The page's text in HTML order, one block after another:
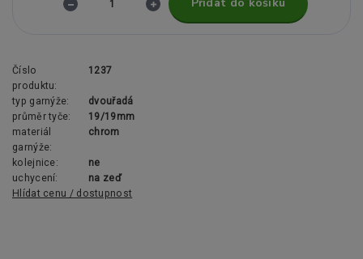
Přidat do košíku
Číslo
produktu:
1237
typ garnýže:
dvouřadá
průměr tyče:
19/19mm
materiál
garnýže:
chrom
kolejnice:
ne
uchycení:
na zeď
Hlídat cenu / dostupnost